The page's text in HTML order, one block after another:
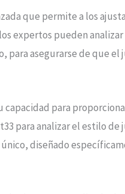
que permite a los
expertos pueden
asegurarse de que el
capacidad para
para analizar el estilo de
diseñado